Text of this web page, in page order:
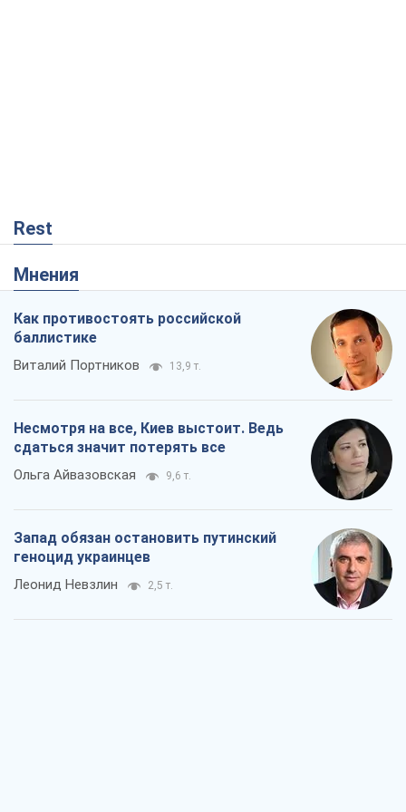
Rest
Мнения
Как противостоять российской
баллистике
Виталий Портников 13,9 т.
Несмотря на все, Киев выстоит. Ведь
сдаться значит потерять все
Ольга Айвазовская 9,6 т.
Запад обязан остановить путинский
геноцид украинцев
Леонид Невзлин 2,5 т.